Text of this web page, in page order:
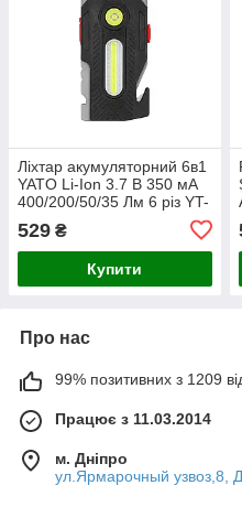
Ліхтар акумуляторний 6в1
YATO Li-Ion 3.7 В 350 мА
400/200/50/35 Лм 6 різ YT-
529 ₴
Купити
Про нас
99% позитивних з 1209
Працює з 11.03.2014
м. Дніпро
ул.Ярмарочный узвоз,8,